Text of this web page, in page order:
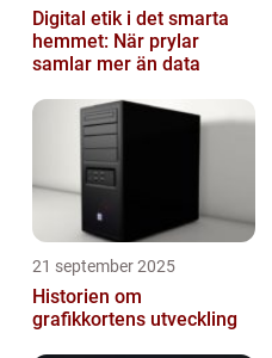
Digital etik i det smarta
hemmet: När prylar
samlar mer än data
21 september 2025
Historien om
grafikkortens utveckling